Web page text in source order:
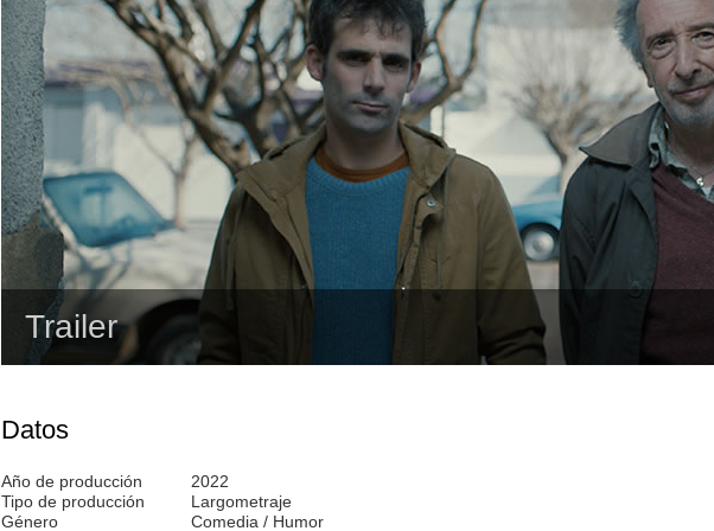
Trailer
Datos
Año de producción
2022
Tipo de producción
Largometraje
Género
Comedia / Humor